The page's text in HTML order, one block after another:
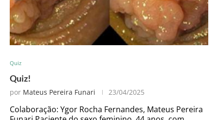
Quiz
Quiz!
por Mateus Pereira Funari 23/04/2025
Colaboração: Ygor Rocha Fernandes, Mateus Pereira